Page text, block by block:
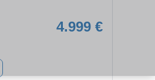
4.999 €